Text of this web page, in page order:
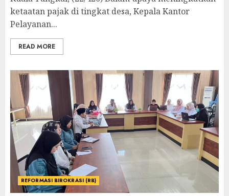
ketaatan pajak di tingkat desa, Kepala Kantor
Pelayanan...
READ MORE
REFORMASI BIROKRASI (RB)